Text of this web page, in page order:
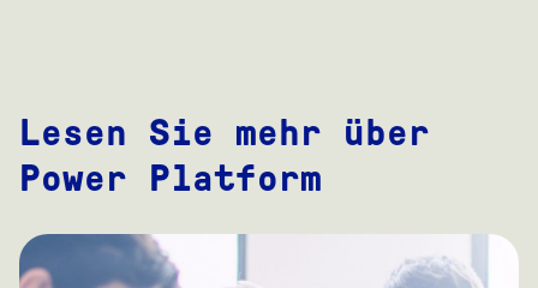
Lesen Sie mehr über
Power Platform